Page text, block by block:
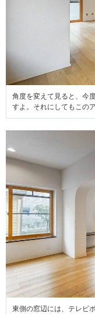
角度を変えて見ると、今
すよ。それにしてもこの
東側の窓辺には、テレビ